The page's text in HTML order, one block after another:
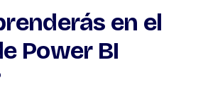
en el
Power BI